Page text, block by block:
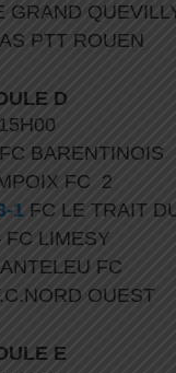
GRAND
PTT ROUEN
D
FC 2
1 FC LE TRAIT
LIMESY
FC
OUEST
E